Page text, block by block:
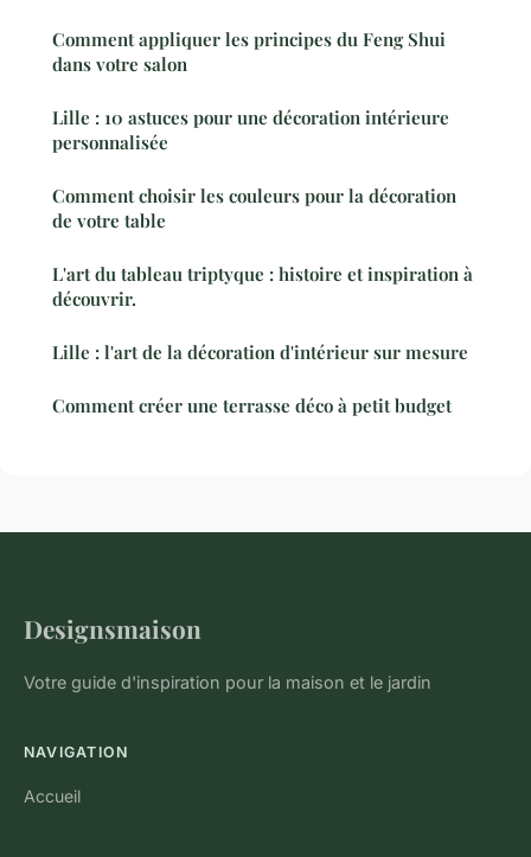
Comment appliquer les principes du Feng Shui
dans votre salon
Lille : 10 astuces pour une décoration intérieure
personnalisée
Comment choisir les couleurs pour la décoration
de votre table
L'art du tableau triptyque : histoire et inspiration à
découvrir.
Lille : l'art de la décoration d'intérieur sur mesure
Comment créer une terrasse déco à petit budget
Designsmaison
Votre guide d'inspiration pour la maison et le jardin
NAVIGATION
Accueil